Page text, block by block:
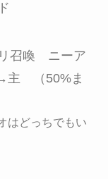
召喚 ニーア
主 （50%ま
どっちでもい